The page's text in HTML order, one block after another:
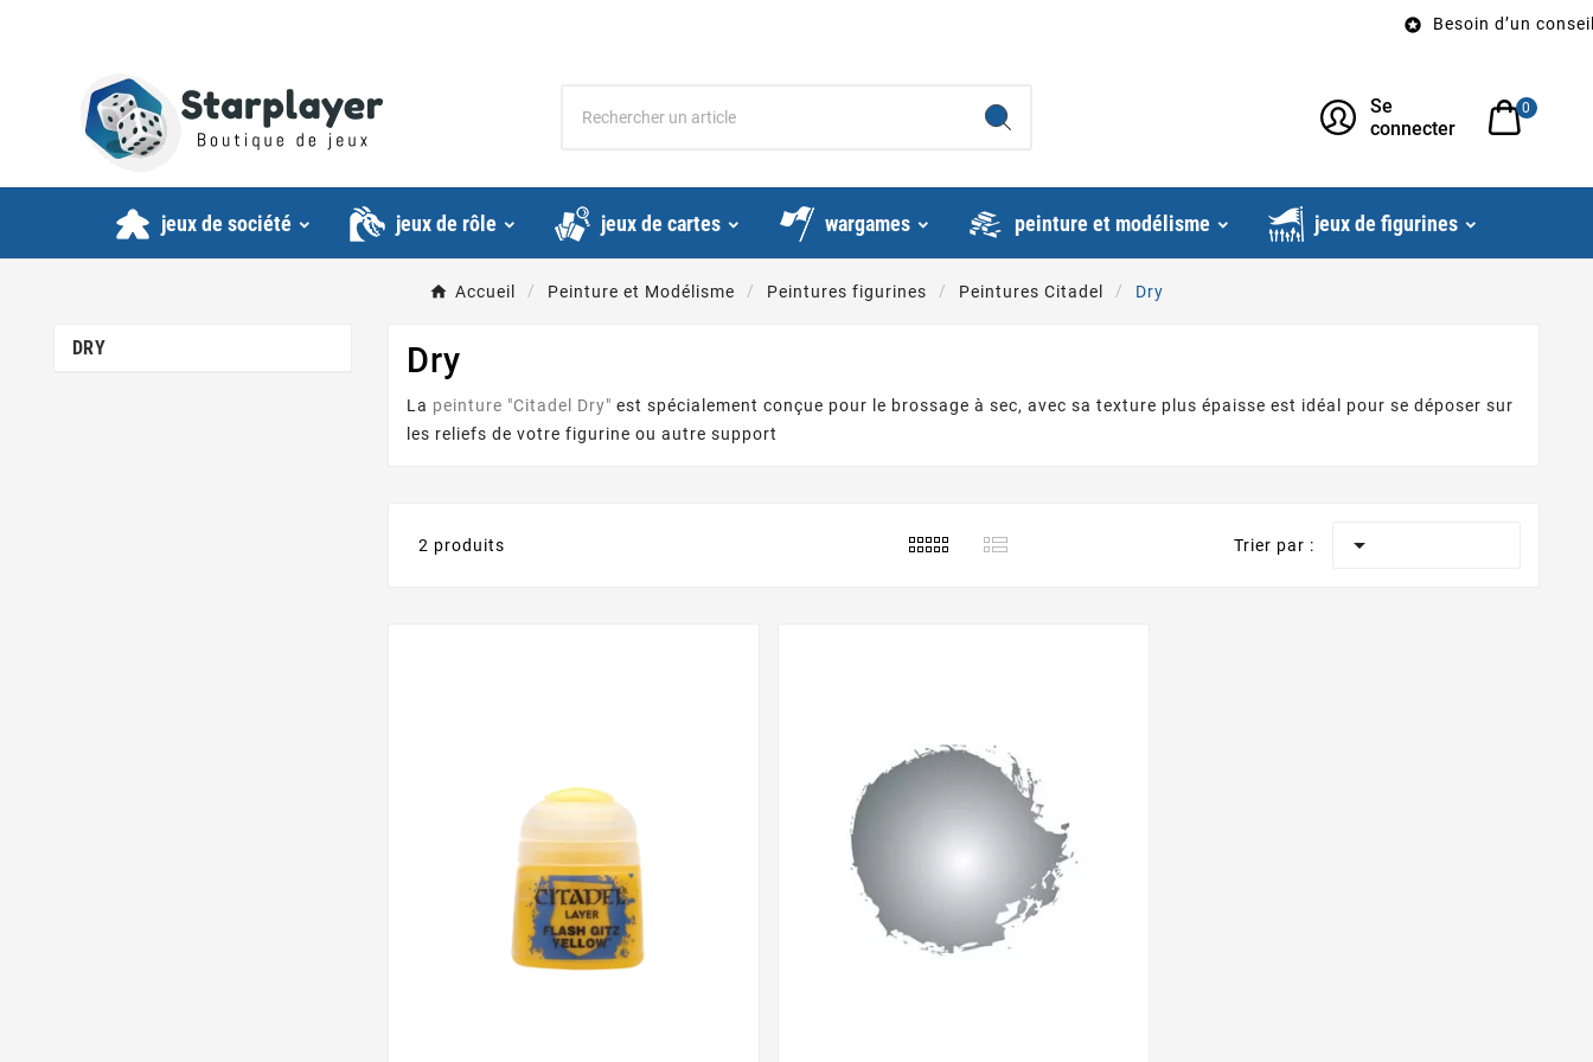
Besoin d’un conseil?
Se
connecter
0
jeux de société jeux de rôle jeux de cartes wargames peinture et modélisme jeux de figurines
Accueil Peinture et Modélisme Peintures figurines Peintures Citadel Dry
DRY Dry
La peinture "Citadel Dry" est spécialement conçue pour le brossage à sec, avec sa texture plus épaisse est idéal pour se déposer sur
les reliefs de votre figurine ou autre support
2 produits Trier par : 